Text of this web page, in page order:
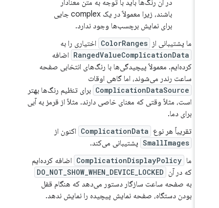
در آن رنگ‌ها باید با توجه به متن معنادار
باشند، زیرا معمولاً در یک complex جایی
برای نمایش برچسب‌ها وجود ندارد.
ما پشتیبانی از ColorRanges اختیاری را به
RangedValueComplicationData اضافه
کرده‌ایم. معمولاً پیچیدگی‌ها با رنگ‌های انتخابی صفحه
ساعت رندر می‌شوند، اما گاهی اوقات
ComplicationDataSource برای تنظیم رنگ‌ها بهتر
است، مثلاً وقتی که معنای خاصی دارند. مثلاً از قرمز به آبی
برای دما.
تقریباً هر نوع ComplicationData اکنون از
SmallImages پشتیبانی می‌کند.
ComplicationDisplayPolicy اضافه کرده‌ایم
که در آن DO_NOT_SHOW_WHEN_DEVICE_LOCKED
به صفحه ساعت سازگار دستور می‌دهد که هنگام قفل
بودن دستگاه، صفحه نمایش پیچیده را نمایش ندهد.